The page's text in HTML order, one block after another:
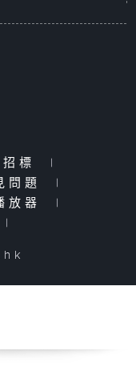
招標
|
問題
|
放器
|
|